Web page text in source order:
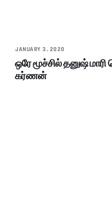
JANUARY 3, 2020
ஒரே மூச்சில் தனுஷ்
கர்ணன்